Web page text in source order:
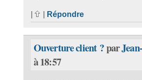
Répondre
Ouverture client ?par
à 18:57